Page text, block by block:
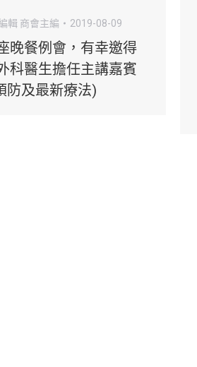
輯 商會主編 2019-08-09
晚餐例會，有幸邀得
科醫生擔任主講嘉賓
防及最新療法)